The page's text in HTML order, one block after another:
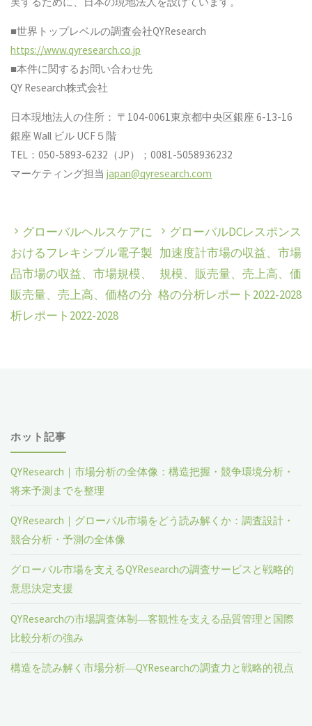
■世界トップレベルの調査会社QYResearch
https://www.qyresearch.co.jp
■本件に関するお問い合わせ先
QY Research株式会社
日本現地法人の住所： 〒104-0061東京都中央区銀座 6-13-16
銀座 Wall ビル UCF５階
TEL：050-5893-6232（JP）；0081-5058936232
マーケティング担当japan@qyresearch.com
グローバルヘルスケアに
おけるフレキシブル電子製
品市場の収益、市場規模、
販売量、売上高、価格の分
析レポート2022-2028
グローバルDCレスポンス
加速度計市場の収益、市場
規模、販売量、売上高、価
格の分析レポート2022-2028
ホット記事
QYResearch｜市場分析の全体像：構造把握・競争環境分析・
将来予測までを整理
QYResearch｜グローバル市場をどう読み解くか：調査設計・
競合分析・予測の全体像
グローバル市場を支えるQYResearchの調査サービスと戦略的
意思決定支援
QYResearchの市場調査体制―客観性を支える品質管理と国際
比較分析の強み
構造を読み解く市場分析―QYResearchの調査力と戦略的視点